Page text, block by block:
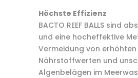
Höchste Effizienz
BACTO REEF BALLS sind
und eine hocheffektive
Vermeidung von erhöhten
Nährstoffwerten und
Algenbelägen im